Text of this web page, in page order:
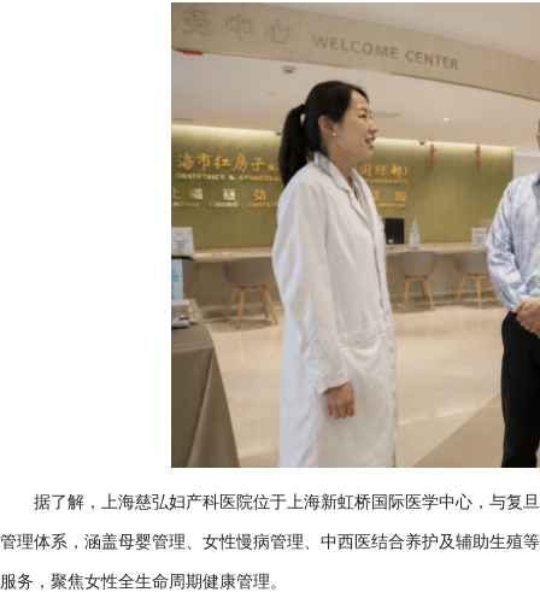
据了解，上海慈弘妇产科医院位于上海新虹桥国际医学中心，与复
管理体系，涵盖母婴管理、女性慢病管理、中西医结合养护及辅助生殖
服务，聚焦女性全生命周期健康管理。